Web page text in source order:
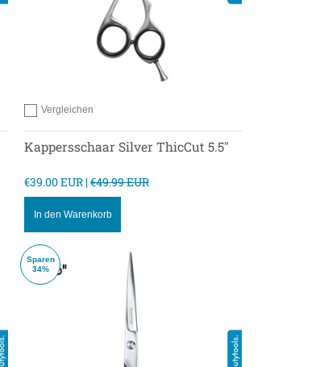
Hinzufügen zum vergleichen
Vergleichen
Kappersschaar Silver ThicCut 5.5"
€39.00 EUR |€49.99 EUR
In den Warenkorb
Sparen
34%